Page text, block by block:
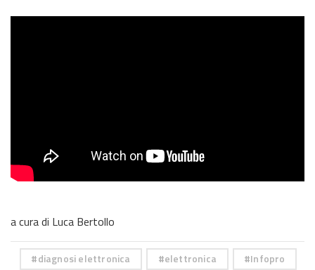
a cura di Luca Bertollo
diagnosi elettronica elettronica
Infopro